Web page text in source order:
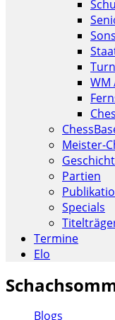
WM
Meister-
Partien
Specials
Termine
Elo
Blogs